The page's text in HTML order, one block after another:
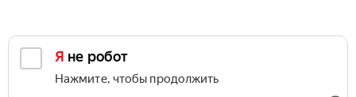
Я не робот
Нажмите, чтобы продолжить